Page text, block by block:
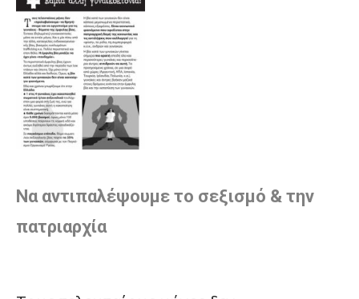
Να αντιπαλέψουμε το σεξισμό & την
πατριαρχία